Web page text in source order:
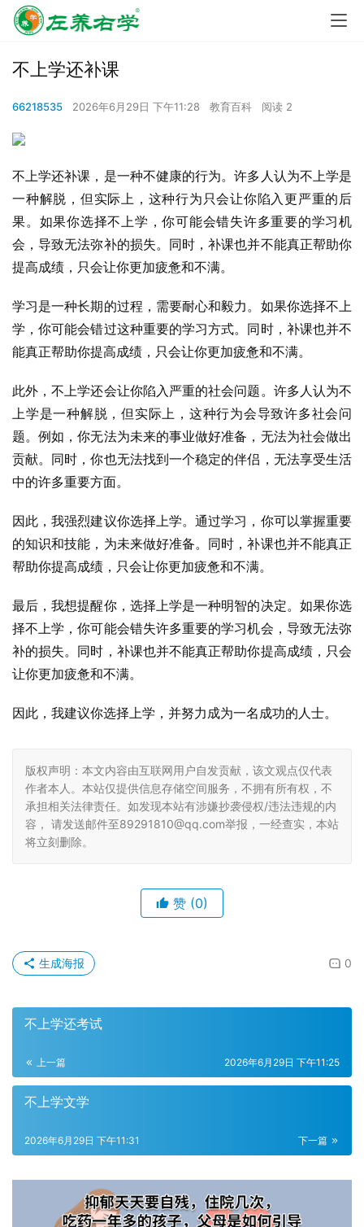
不上学还补课
66218535 2026年6月29日 下午11:28 教育百科 阅读 2
不上学还补课，是一种不健康的行为。许多人认为不上学是
一种解脱，但实际上，这种行为只会让你陷入更严重的后
果。如果你选择不上学，你可能会错失许多重要的学习机
会，导致无法弥补的损失。同时，补课也并不能真正帮助你
提高成绩，只会让你更加疲惫和不满。
学习是一种长期的过程，需要耐心和毅力。如果你选择不上
学，你可能会错过这种重要的学习方式。同时，补课也并不
能真正帮助你提高成绩，只会让你更加疲惫和不满。
此外，不上学还会让你陷入严重的社会问题。许多人认为不
上学是一种解脱，但实际上，这种行为会导致许多社会问
题。例如，你无法为未来的事业做好准备，无法为社会做出
贡献。同时，你也无法找到一个稳定的伴侣，无法享受生活
中的许多重要方面。
因此，我强烈建议你选择上学。通过学习，你可以掌握重要
的知识和技能，为未来做好准备。同时，补课也并不能真正
帮助你提高成绩，只会让你更加疲惫和不满。
最后，我想提醒你，选择上学是一种明智的决定。如果你选
择不上学，你可能会错失许多重要的学习机会，导致无法弥
补的损失。同时，补课也并不能真正帮助你提高成绩，只会
让你更加疲惫和不满。
因此，我建议你选择上学，并努力成为一名成功的人士。
版权声明：本文内容由互联网用户自发贡献，该文观点仅代表
作者本人。本站仅提供信息存储空间服务，不拥有所有权，不
承担相关法律责任。如发现本站有涉嫌抄袭侵权/违法违规的内
容， 请发送邮件至89291810@qq.com举报，一经查实，本站
将立刻删除。
赞 (0)
0
生成海报
不上学还考试
上一篇 2026年6月29日 下午11:25
不上学文学
下一篇
2026年6月29日 下午11:31